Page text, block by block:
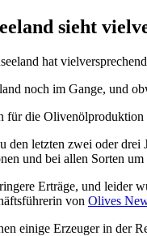
sieht
hat
noch im Gange, und
für die
den letzten zwei oder
und bei allen Sorten
Erträge, und leider
von Olives
einige Erzeuger in der